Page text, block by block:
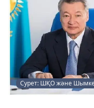
Сурет: ШҚО және